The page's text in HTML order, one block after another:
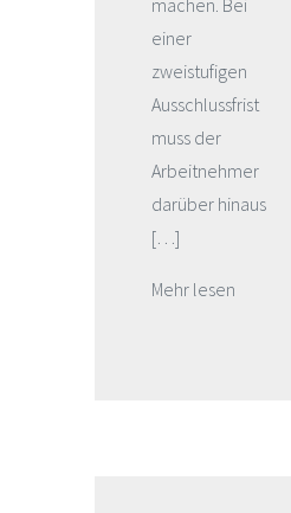
machen. Bei
einer
zweistufigen
Ausschlussfrist
muss der
Arbeitnehmer
darüber hinaus
[…]
Mehr lesen